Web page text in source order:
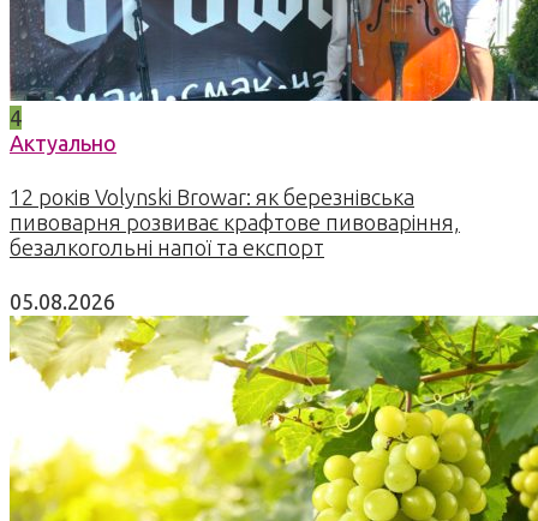
4
Актуально
12 років Volynski Browar: як березнівська
пивоварня розвиває крафтове пивоваріння,
безалкогольні напої та експорт
05.08.2026